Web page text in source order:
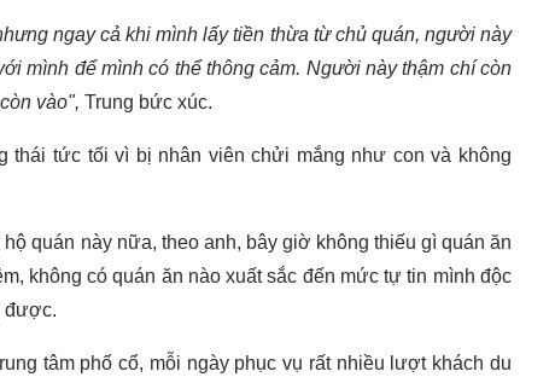
ngay cả khi mình lấy tiền thừa từ chủ quán, người này
mình để mình có thể thông cảm. Người này thậm chí còn
vào", Trung bức xúc.
thái tức tối vì bị nhân viên chửi mắng như con và không
quán này nữa, theo anh, bây giờ không thiếu gì quán ăn
không có quán ăn nào xuất sắc đến mức tự tin mình độc
được.
tâm phố cổ, mỗi ngày phục vụ rất nhiều lượt khách du